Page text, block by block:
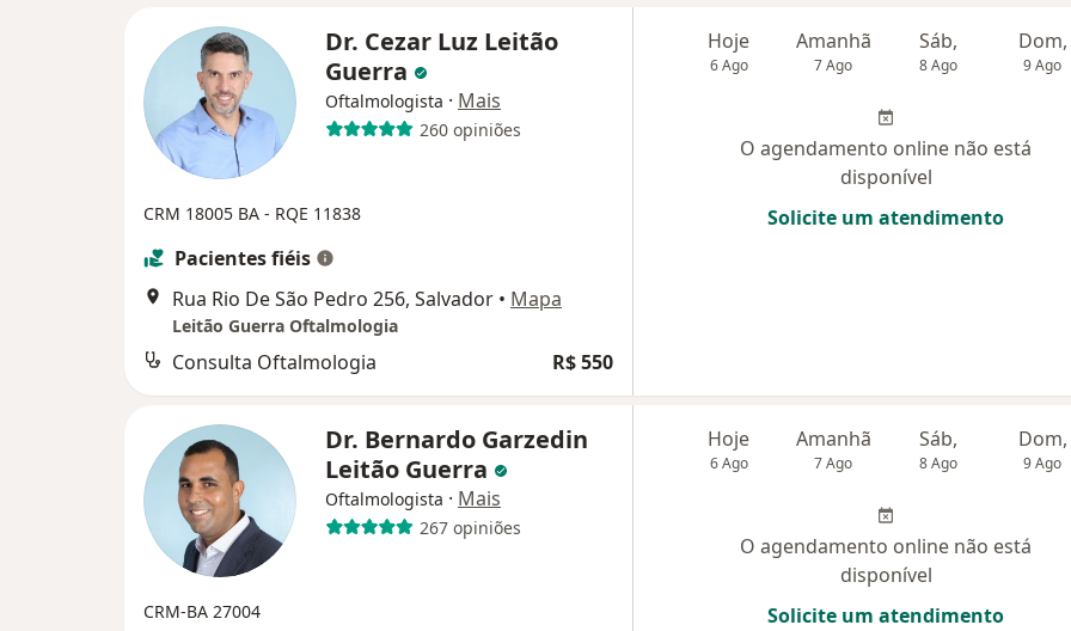
Dr. Cezar Luz Leitão
Guerra
Oftalmologista · Mais
260 opiniões
CRM 18005 BA - RQE 11838
Pacientes fiéis
Rua Rio De São Pedro 256, Salvador • Mapa
Leitão Guerra Oftalmologia
Consulta Oftalmologia R$ 550
Hoje
6 Ago
Amanhã
7 Ago
Sáb,
8 Ago
Dom,
9 Ago
O agendamento online não está
disponível
Solicite um atendimento
Dr. Bernardo Garzedin
Leitão Guerra
Oftalmologista · Mais
267 opiniões
CRM-BA 27004
Hoje
6 Ago
Amanhã
7 Ago
Sáb,
8 Ago
Dom,
9 Ago
O agendamento online não está
disponível
Solicite um atendimento